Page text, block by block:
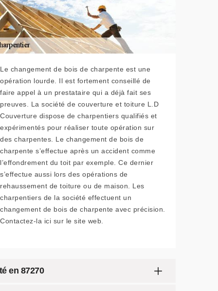
Le changement de bois de charpente est une
opération lourde. Il est fortement conseillé de
faire appel à un prestataire qui a déjà fait ses
preuves. La société de couverture et toiture L.D
Couverture dispose de charpentiers qualifiés et
expérimentés pour réaliser toute opération sur
des charpentes. Le changement de bois de
charpente s’effectue après un accident comme
l’effondrement du toit par exemple. Ce dernier
s’effectue aussi lors des opérations de
rehaussement de toiture ou de maison. Les
charpentiers de la société effectuent un
changement de bois de charpente avec précision.
Contactez-la ici sur le site web.
en 87270